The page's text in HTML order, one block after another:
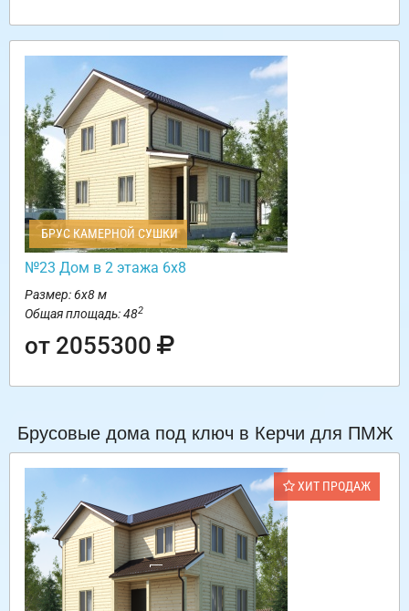
БРУС КАМЕРНОЙ СУШКИ
№23 Дом в 2 этажа 6х8
Размер: 6х8 м
Общая площадь: 482
от 2055300
Брусовые дома под ключ в Керчи для ПМЖ
ХИТ ПРОДАЖ